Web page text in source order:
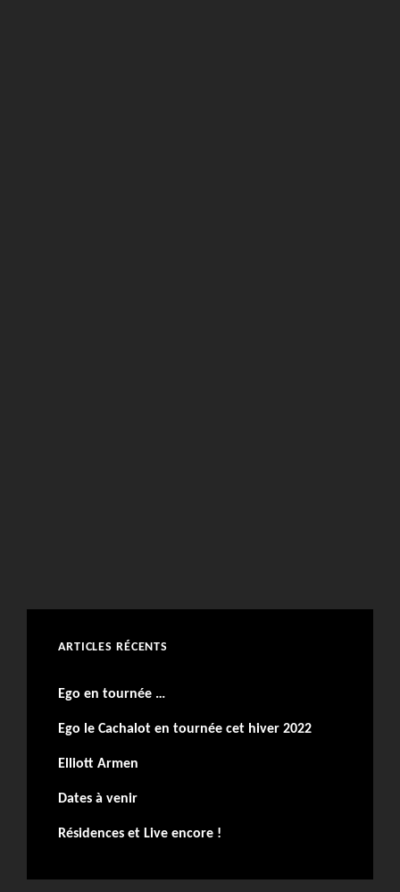
ARTICLES RÉCENTS
Ego en tournée …
Ego le Cachalot en tournée cet hiver 2022
Elliott Armen
Dates à venir
Résidences et Live encore !